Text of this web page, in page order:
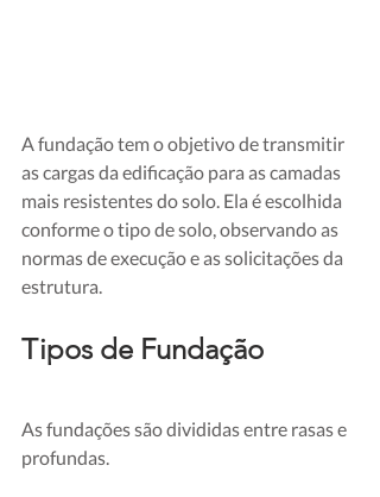
A fundação tem o objetivo de transmitir
as cargas da edificação para as camadas
mais resistentes do solo. Ela é escolhida
conforme o tipo de solo, observando as
normas de execução e as solicitações da
estrutura.
Tipos de Fundação
As fundações são divididas entre rasas e
profundas.